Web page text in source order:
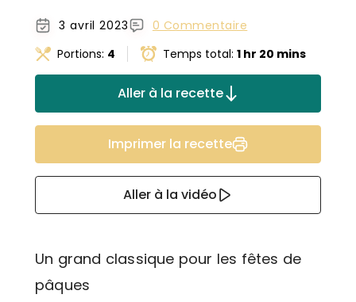
3 avril 2023
0 Commentaire
Portions: 4 Temps total: 1 hr 20 mins
Aller à la recette
Imprimer la recette
Aller à la vidéo
Un grand classique pour les fêtes de
pâques